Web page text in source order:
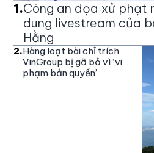
1.Công an dọa xử phạt
dung livestream của
Hằng
2.Hàng loạt bài chỉ trích
VinGroup bị gỡ bỏ vì ‘vi
phạm bản quyền’